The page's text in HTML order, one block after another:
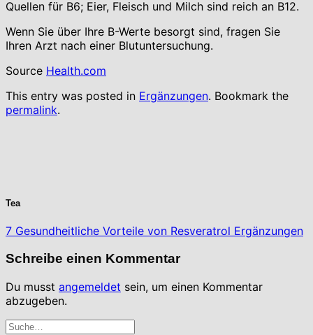
Quellen für B6; Eier, Fleisch und Milch sind reich an B12.
Wenn Sie über Ihre B-Werte besorgt sind, fragen Sie
Ihren Arzt nach einer Blutuntersuchung.
Source Health.com
This entry was posted in Ergänzungen. Bookmark the
permalink.
Tea
7 Gesundheitliche Vorteile von Resveratrol Ergänzungen
Schreibe einen Kommentar
Du musst angemeldet sein, um einen Kommentar
abzugeben.